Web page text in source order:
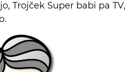
Trojček Super babi pa TV,